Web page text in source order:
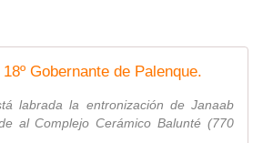
Gobernante de Palenque.
labrada la entronización de Janaab
al Complejo Cerámico Balunté (770